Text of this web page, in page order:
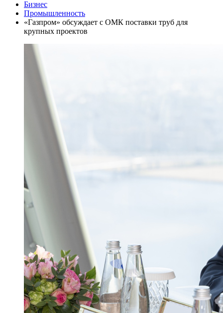
Бизнес
Промышленность
«Газпром» обсуждает с ОМК поставки труб для
крупных проектов